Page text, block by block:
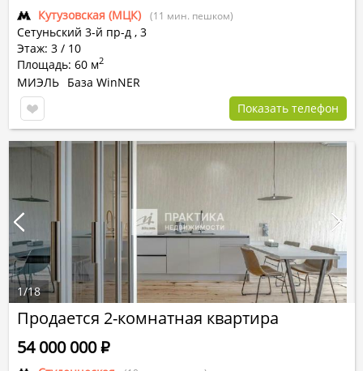
Кутузовская (МЦК) (11 мин. пешком)
Сетуньский 3-й пр-д , 3
Этаж: 3 / 10
Площадь: 60 м2
МИЭЛЬ База WinNER
Показать телефон
Продается 2-комнатная квартира
54 000 000Р
1/18